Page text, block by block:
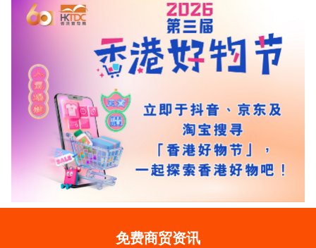
免费商贸资讯